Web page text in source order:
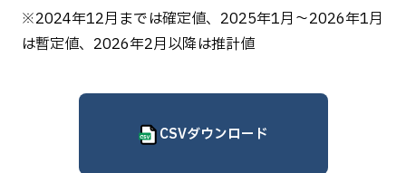
※2024年12月までは確定値、2025年1月～2026年1月
は暫定値、2026年2月以降は推計値
CSVダウンロード